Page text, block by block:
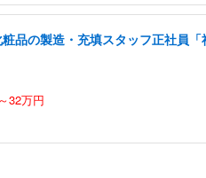
粧品の製造・充填スタッフ正社員
32万円